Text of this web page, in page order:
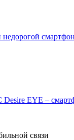
EYE –
связи